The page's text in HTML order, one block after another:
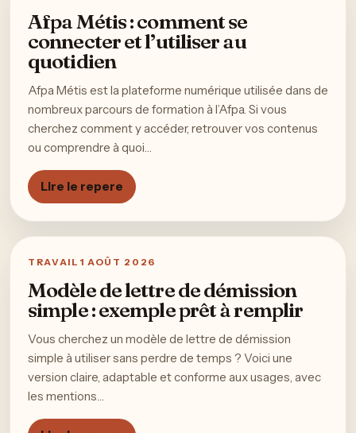
Afpa Métis : comment se
connecter et l’utiliser au
quotidien
Afpa Métis est la plateforme numérique utilisée dans de
nombreux parcours de formation à l’Afpa. Si vous
cherchez comment y accéder, retrouver vos contenus
ou comprendre à quoi…
Lire le repere
TRAVAIL 1 AOÛT 2026
Modèle de lettre de démission
simple : exemple prêt à remplir
Vous cherchez un modèle de lettre de démission
simple à utiliser sans perdre de temps ? Voici une
version claire, adaptable et conforme aux usages, avec
les mentions…